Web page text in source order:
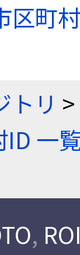
区町
トリ >
ID 一
,